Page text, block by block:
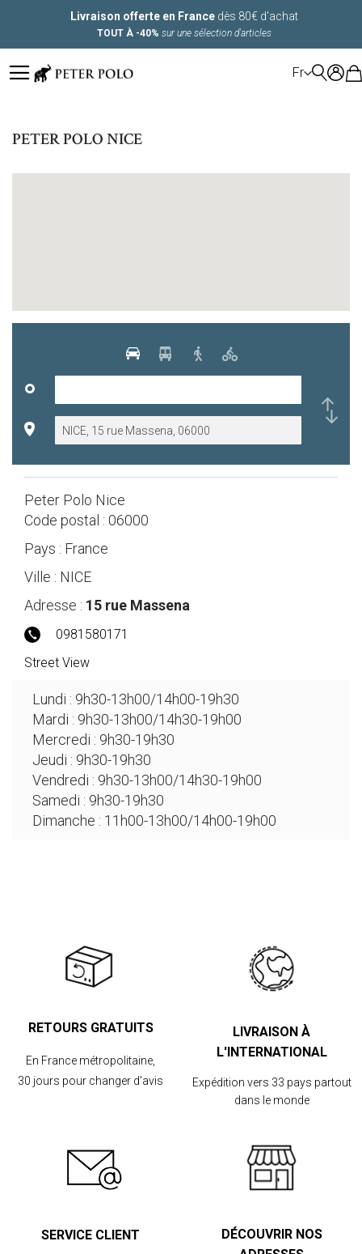
Livraison offerte en France dès 80€ d'achat
TOUT À -40% sur une sélection d'articles
LANGUE
Fr
PETER POLO NICE
Peter Polo Nice
Code postal : 06000
Pays : France
Ville : NICE
Adresse : 15 rue Massena
0981580171
Street View
Lundi : 9h30-13h00/14h00-19h30
Mardi : 9h30-13h00/14h30-19h00
Mercredi : 9h30-19h30
Jeudi : 9h30-19h30
Vendredi : 9h30-13h00/14h30-19h00
Samedi : 9h30-19h30
Dimanche : 11h00-13h00/14h00-19h00
RETOURS GRATUITS
En France métropolitaine,
30 jours pour changer d'avis
LIVRAISON À
L'INTERNATIONAL
Expédition vers 33 pays partout
dans le monde
SERVICE CLIENT
DÉCOUVRIR NOS